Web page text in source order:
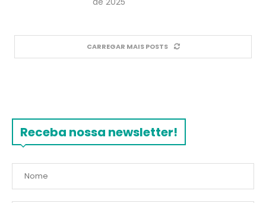
CARREGAR MAIS POSTS
Receba nossa newsletter!